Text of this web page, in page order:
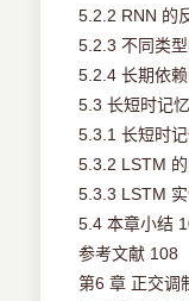
5.2.2 RNN 的
5.2.3 不同类
5.2.4 长期依
5.3 长短时记
5.3.1 长短时
5.3.2 LSTM
5.3.3 LSTM
5.4 本章小结
参考文献 108
第6 章 正交调